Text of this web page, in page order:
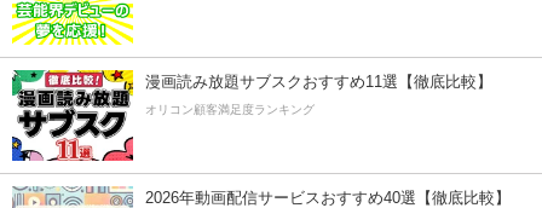
漫画読み放題サブスクおすすめ11選【徹底比較】
オリコン顧客満足度ランキング
2026年動画配信サービスおすすめ40選【徹底比較】